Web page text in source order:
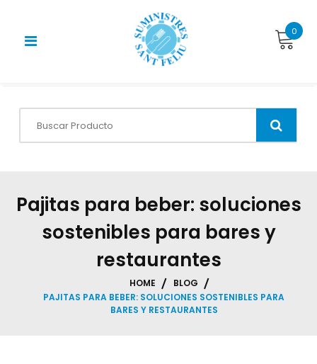
content
0
Pajitas para beber: soluciones
sostenibles para bares y
restaurantes
HOME
BLOG
PAJITAS PARA BEBER: SOLUCIONES SOSTENIBLES PARA
BARES Y RESTAURANTES